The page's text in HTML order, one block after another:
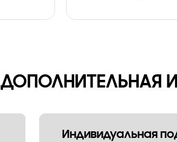
ДОПОЛНИТЕЛЬНАЯ
Индивидуальная